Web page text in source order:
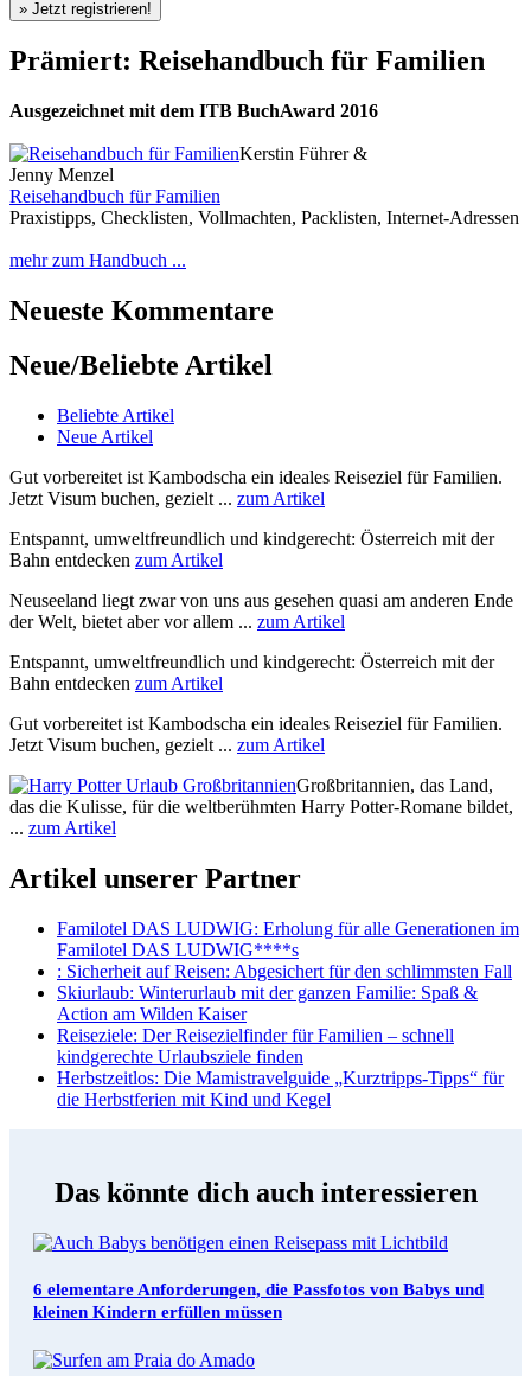
Prämiert: Reisehandbuch für Familien
Ausgezeichnet mit dem ITB BuchAward 2016
Kerstin Führer &
Jenny Menzel
Reisehandbuch für Familien
Praxistipps, Checklisten, Vollmachten, Packlisten, Internet-Adressen
mehr zum Handbuch ...
Neueste Kommentare
Neue/Beliebte Artikel
Beliebte Artikel
Neue Artikel
Gut vorbereitet ist Kambodscha ein ideales Reiseziel für Familien.
Jetzt Visum buchen, gezielt ... zum Artikel
Entspannt, umweltfreundlich und kindgerecht: Österreich mit der
Bahn entdecken zum Artikel
Neuseeland liegt zwar von uns aus gesehen quasi am anderen Ende
der Welt, bietet aber vor allem ... zum Artikel
Entspannt, umweltfreundlich und kindgerecht: Österreich mit der
Bahn entdecken zum Artikel
Gut vorbereitet ist Kambodscha ein ideales Reiseziel für Familien.
Jetzt Visum buchen, gezielt ... zum Artikel
Großbritannien, das Land,
das die Kulisse, für die weltberühmten Harry Potter-Romane bildet,
... zum Artikel
Artikel unserer Partner
Familotel DAS LUDWIG: Erholung für alle Generationen im
Familotel DAS LUDWIG****s
: Sicherheit auf Reisen: Abgesichert für den schlimmsten Fall
Skiurlaub: Winterurlaub mit der ganzen Familie: Spaß &
Action am Wilden Kaiser
Reiseziele: Der Reisezielfinder für Familien – schnell
kindgerechte Urlaubsziele finden
Herbstzeitlos: Die Mamistravelguide „Kurztripps-Tipps“ für
die Herbstferien mit Kind und Kegel
Das könnte dich auch interessieren
6 elementare Anforderungen, die Passfotos von Babys und
kleinen Kindern erfüllen müssen